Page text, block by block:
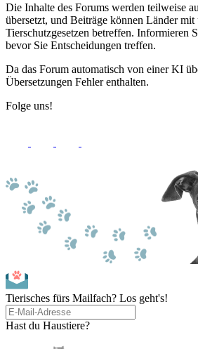
Die Inhalte des Forums werden teilweise
übersetzt, und Beiträge können Länder mit
Tierschutzgesetzen betreffen. Informieren
bevor Sie Entscheidungen treffen.
Da das Forum automatisch von einer KI
Übersetzungen Fehler enthalten.
Folge uns!
Tierisches fürs Mailfach? Los geht's!
Hast du Haustiere?